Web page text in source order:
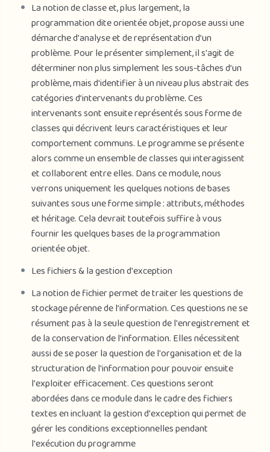
La notion de classe et, plus largement, la
programmation dite orientée objet, propose aussi une
démarche d'analyse et de représentation d’un
problème. Pour le présenter simplement, il s'agit de
déterminer non plus simplement les sous-tâches d’un
problème, mais d'identifier à un niveau plus abstrait des
catégories d’intervenants du problème. Ces
intervenants sont ensuite représentés sous forme de
classes qui décrivent leurs caractéristiques et leur
comportement communs. Le programme se présente
alors comme un ensemble de classes qui interagissent
et collaborent entre elles. Dans ce module, nous
verrons uniquement les quelques notions de bases
suivantes sous une forme simple : attributs, méthodes
et héritage. Cela devrait toutefois suffire à vous
fournir les quelques bases de la programmation
orientée objet.
Les fichiers & la gestion d'exception
La notion de fichier permet de traiter les questions de
stockage pérenne de l’information. Ces questions ne se
résument pas à la seule question de l'enregistrement et
de la conservation de l’information. Elles nécessitent
aussi de se poser la question de l'organisation et de la
structuration de l'information pour pouvoir ensuite
l'exploiter efficacement. Ces questions seront
abordées dans ce module dans le cadre des fichiers
textes en incluant la gestion d'exception qui permet de
gérer les conditions exceptionnelles pendant
l'exécution du programme